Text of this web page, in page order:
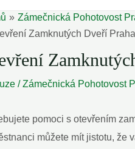
Zámečnická Pohotovost
/Zámečnická Pohotovost
pomoci s otevřením
můžete mít jistotu,​ že